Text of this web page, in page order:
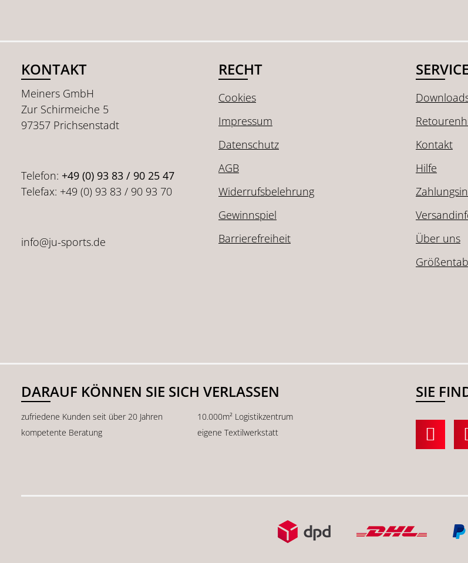
KONTAKT
Meiners GmbH
Zur Schirmeiche 5
97357 Prichsenstadt
Telefon: +49 (0) 93 83 / 90 25 47
Telefax: +49 (0) 93 83 / 90 93 70
info@ju-sports.de
RECHT
Cookies
Impressum
Datenschutz
AGB
Widerrufsbelehrung
Gewinnspiel
Barrierefreiheit
SERVICE
Kontakt
Hilfe
Über uns
DARAUF KÖNNEN SIE SICH VERLASSEN
zufriedene Kunden seit über 20 Jahren
10.000m² Logistikzentrum
kompetente Beratung
eigene Textilwerkstatt
SIE